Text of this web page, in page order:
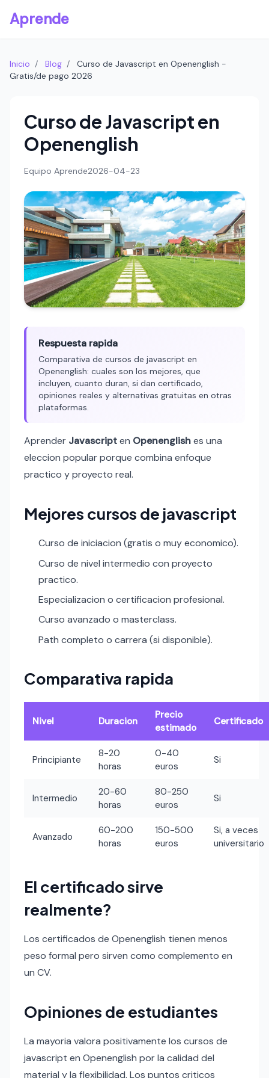
Aprende
Inicio / Blog /
Curso de Javascript en Openenglish -
Gratis/de pago 2026
Curso de Javascript en
Openenglish
Equipo Aprende2026-04-23
Respuesta rapida
Comparativa de cursos de javascript en
Openenglish: cuales son los mejores, que
incluyen, cuanto duran, si dan certificado,
opiniones reales y alternativas gratuitas en otras
plataformas.
Aprender Javascripten Openenglishes una
eleccion popular porque combina enfoque
practico y proyecto real.
Mejores cursos de javascript
Curso de iniciacion (gratis o muy economico).
Curso de nivel intermedio con proyecto
practico.
Especializacion o certificacion profesional.
Curso avanzado o masterclass.
Path completo o carrera (si disponible).
Comparativa rapida
Nivel Duracion
Precio
estimado
Certificado
Principiante
8-20
horas
0-40
euros
Si
Intermedio
20-60
horas
80-250
euros
Si
Avanzado
60-200
horas
150-500
euros
Si, a veces
universitario
El certificado sirve
realmente?
Los certificados de Openenglish tienen menos
peso formal pero sirven como complemento en
un CV.
Opiniones de estudiantes
La mayoria valora positivamente los cursos de
javascript en Openenglish por la calidad del
material y la flexibilidad. Los puntos criticos